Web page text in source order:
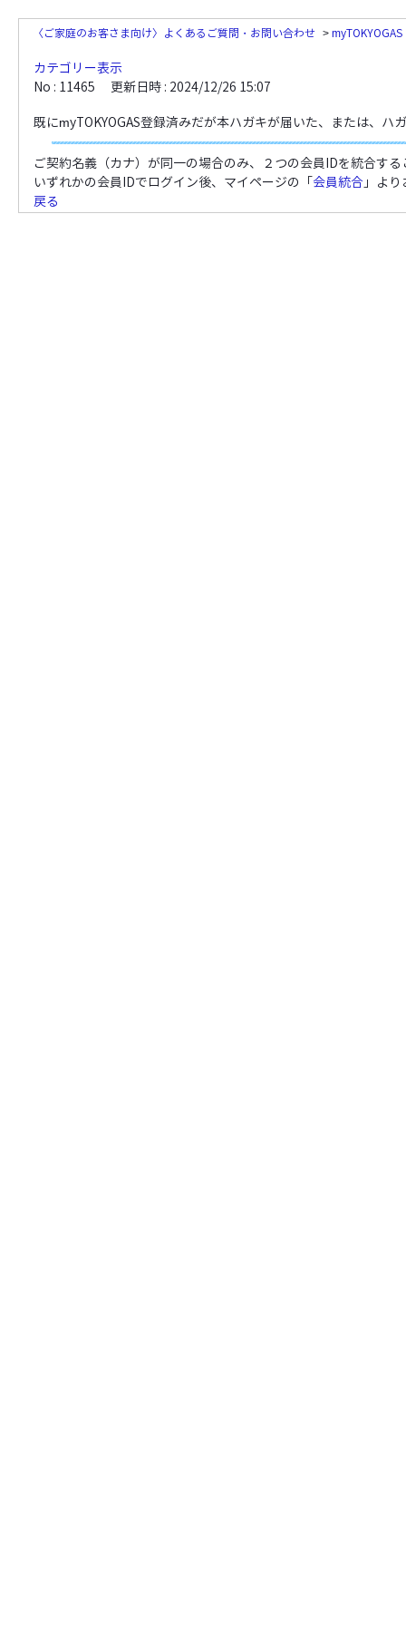
〈ご家庭のお客さま向け〉よくあるご質問・お問い合わせ >
カテゴリー表示
No : 11465
更新日時 : 2024/12/26 15:07
既にmyTOKYOGAS登録済みだが本ハガキが届いた、または、
ご契約名義（カナ）が同一の場合のみ、２つの会員IDを統合す
いずれかの会員IDでログイン後、マイページの「会員統合 」よ
戻る